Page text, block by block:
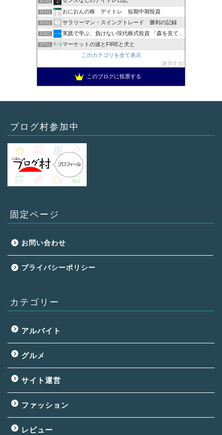
322位 おにおんの株 デイトレ 短期中期投資
323位 サラリーマン・スイングトレード 勝利の記録
324位 実践で学ぶ、負けない現代株式投資 「森を見て、木を見る」
325位
マーケットの波とFIREと犬と
このカテゴリを全て表示
参加する
このブログに投票する
ブログ村参加中
固定ページ
お問い合わせ
プライバシーポリシー
カテゴリー
アルバイト
グルメ
サイト運営
ファッション
レビュー